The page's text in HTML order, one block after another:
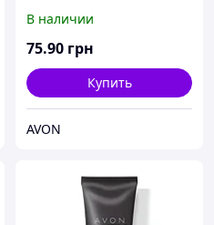
В наличии
75.90 грн
Купить
AVON